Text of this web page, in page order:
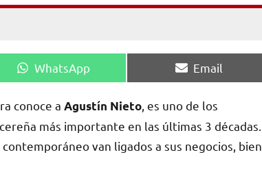
Compartir
en
WhatsApp
Compartir
en
Email
conoce a Agustín Nieto , es uno de los
más importante en las últimas 3 décadas.
van ligados a sus negocios, bien